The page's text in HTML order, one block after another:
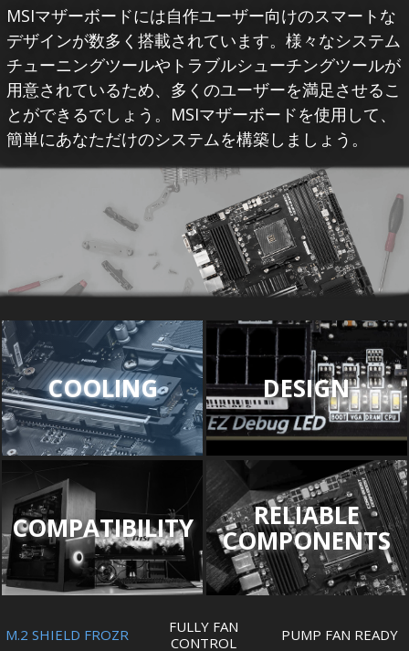
MSIマザーボードには自作ユーザー向けのスマートな
デザインが数多く搭載されています。様々なシステム
チューニングツールやトラブルシューチングツールが
用意されているため、多くのユーザーを満足させるこ
とができるでしょう。MSIマザーボードを使用して、
簡単にあなただけのシステムを構築しましょう。
COOLING DESIGN
COMPATIBILITY RELIABLE
COMPONENTS
M.2 SHIELD FROZR
FULLY FAN
CONTROL
PUMP FAN READY